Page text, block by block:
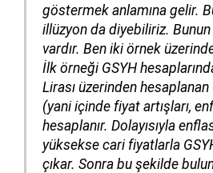
göstermek anlamına gelir.
illüzyon da diyebiliriz.
vardır. Ben iki örnek
İlk örneği GSYH
Lirası üzerinden
(yani içinde fiyat artışları,
hesaplanır. Dolayısıyla
yüksekse cari fiyatlarla
çıkar. Sonra bu şekilde